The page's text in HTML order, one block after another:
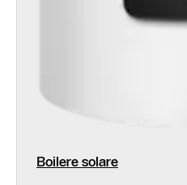
Boilere solare